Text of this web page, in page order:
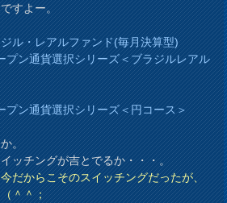
すよー。
ル・レアルファンド(毎月決算型)
プン通貨選択シリーズ＜ブラジルレアル
プン通貨選択シリーズ＜円コース＞
。
ッチングが吉とでるか・・・。
だからこそのスイッチングだったが、
＾＾；